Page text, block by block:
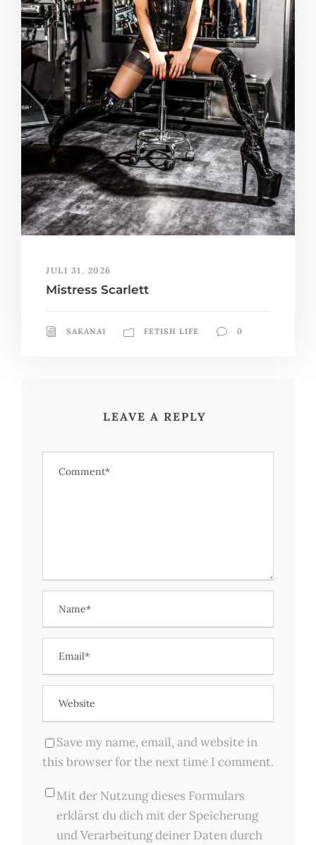
JULI 31, 2026
Mistress Scarlett
SAKANA1 FETISH LIFE 0
LEAVE A REPLY
Save my name, email, and website in
this browser for the next time I comment.
Mit der Nutzung dieses Formulars
erklärst du dich mit der Speicherung
und Verarbeitung deiner Daten durch